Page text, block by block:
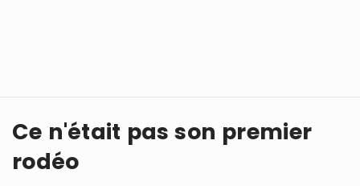
Ce n'était pas son premier
rodéo